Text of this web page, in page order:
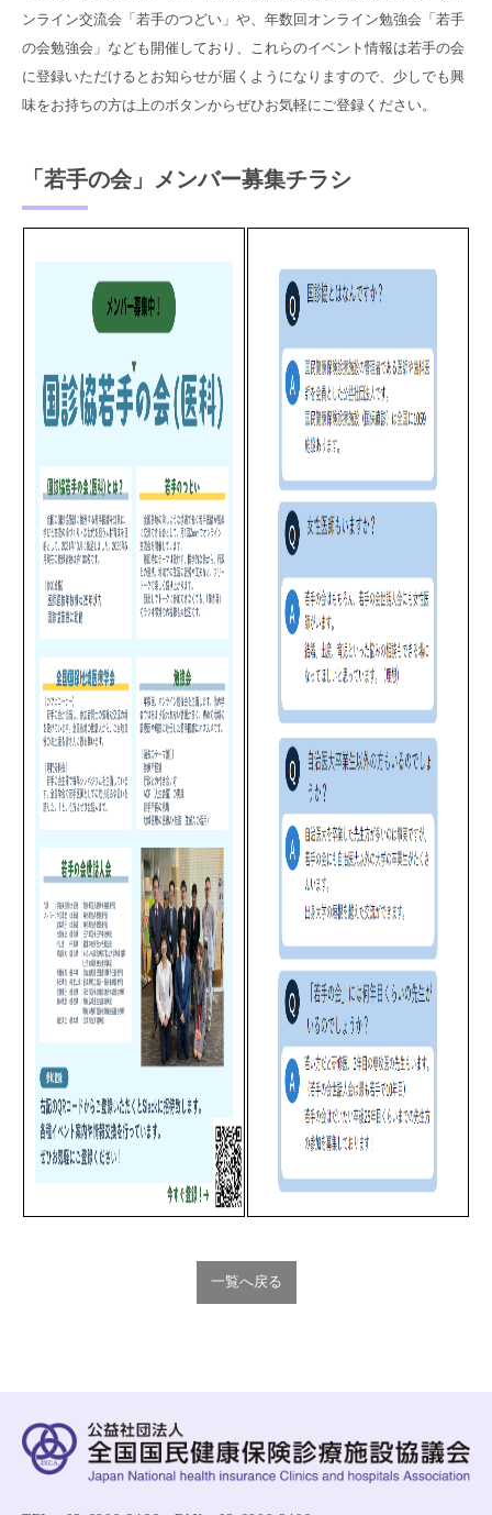
ンライン交流会「若手のつどい」や、年数回オンライン勉強会「若手
の会勉強会」なども開催しており、これらのイベント情報は若手の会
に登録いただけるとお知らせが届くようになりますので、少しでも興
味をお持ちの方は上のボタンからぜひお気軽にご登録ください。
「若手の会」メンバー募集チラシ
一覧へ戻る